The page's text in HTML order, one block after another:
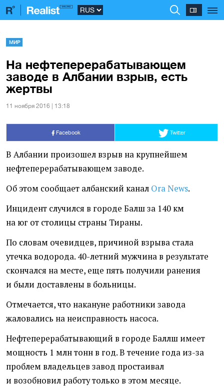
МИР
На нефтеперерабатывающем
заводе в Албании взрыв, есть
жертвы
11 ноября 2016 | 13:18
Facebook Twitter
В Албании произошел взрыв на крупнейшем
нефтеперерабатывающем заводе.
Об этом сообщает албанский канал Ora News.
Инцидент случился в городе Балш за 140 км
на юг от столицы страны Тираны.
По словам очевидцев, причиной взрыва стала
утечка водорода. 40-летний мужчина в результате
скончался на месте, еще пять получили ранения
и были доставлены в больницы.
Отмечается, что накануне работники завода
жаловались на неисправность насоса.
Нефтеперерабатывающий в городе Баллш имеет
мощность 1 млн тонн в год. В течение года из-за
проблем владельцев завод простаивал
и возобновил работу только в этом месяце.